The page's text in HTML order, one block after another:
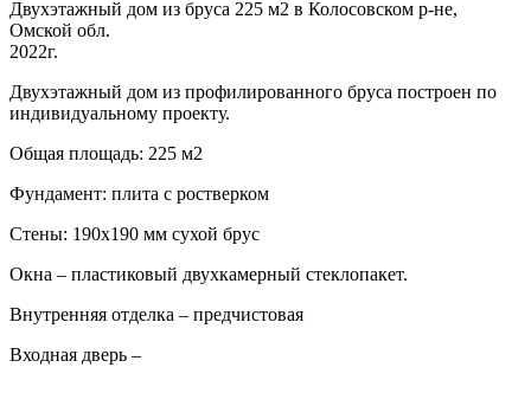
Двухэтажный дом из бруса 225 м2 в Колосовском р-не,
Омской обл.
2022г.
Двухэтажный дом из профилированного бруса построен по
индивидуальному проекту.
Общая площадь: 225 м2
Фундамент: плита с ростверком
Стены: 190х190 мм сухой брус
Окна – пластиковый двухкамерный стеклопакет.
Внутренняя отделка – предчистовая
Входная дверь –